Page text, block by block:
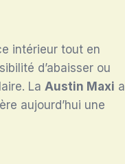
intérieur tout en
d’abaisser ou
La Austin Maxi a
aujourd’hui une